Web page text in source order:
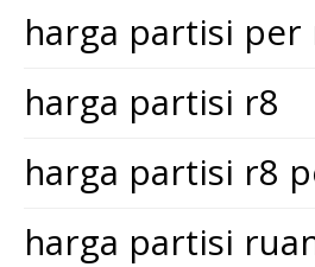
harga partisi per
harga partisi r8
harga partisi r8
harga partisi